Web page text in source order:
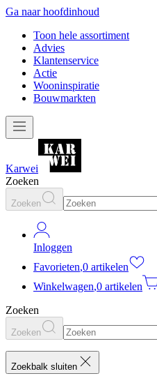
Ga naar hoofdinhoud
Toon hele assortiment
Advies
Klantenservice
Actie
Wooninspiratie
Bouwmarkten
Karwei
Zoeken
Zoeken
Inloggen
Favorieten,0 artikelen
Winkelwagen,0 artikelen
Zoeken
Zoeken
Zoekbalk sluiten